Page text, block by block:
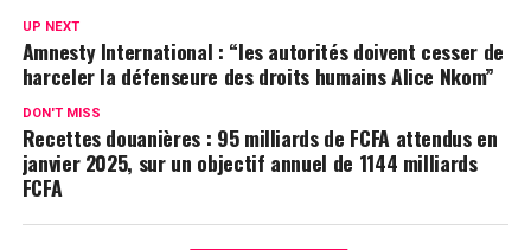
UP NEXT
Amnesty International : “les autorités doivent cesser de
harceler la défenseure des droits humains Alice Nkom”
DON'T MISS
Recettes douanières : 95 milliards de FCFA attendus en
janvier 2025, sur un objectif annuel de 1144 milliards
FCFA